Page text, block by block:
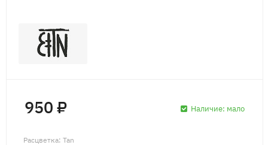
Расцветка: Tan
950 ₽ Наличие: мало